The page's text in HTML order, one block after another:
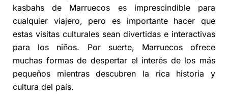
kasbahs de Marruecos es imprescindible para
cualquier viajero, pero es importante hacer que
estas visitas culturales sean divertidas e interactivas
para los niños. Por suerte, Marruecos ofrece
muchas formas de despertar el interés de los más
pequeños mientras descubren la rica historia y
cultura del país.